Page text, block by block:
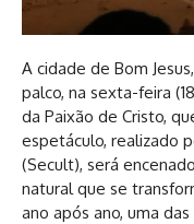
A cidade de Bom
palco, na sexta-feira
da Paixão de Cristo,
espetáculo, realizado
(Secult), será
natural que se
ano após ano, uma